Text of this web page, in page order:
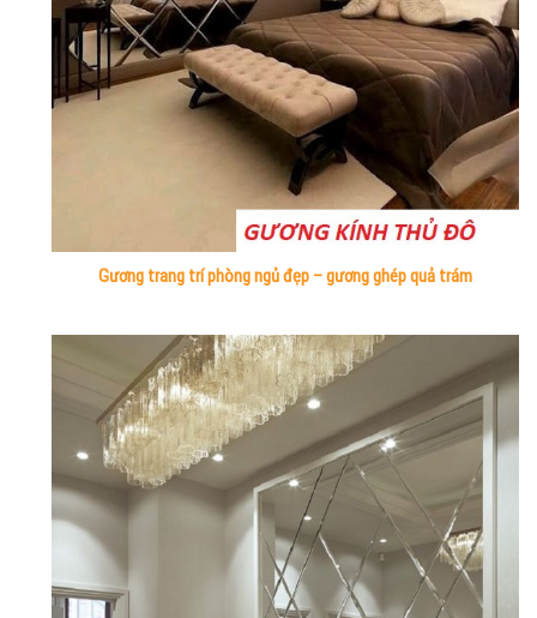
Gương trang trí phòng ngủ đẹp – gương ghép quả trám